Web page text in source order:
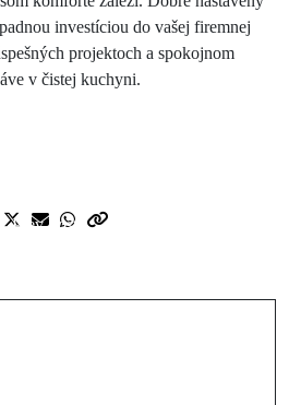
investíciou do vašej firemnej
projektoch a spokojnom
v čistej kuchyni.
Prev Post